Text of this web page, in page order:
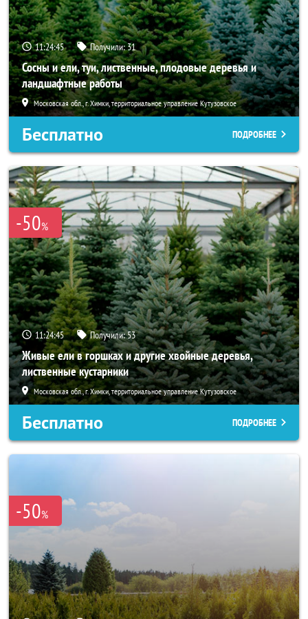
11:24:44 Получили:31
Сосны и ели, туи, лиственные, плодовые деревья и
ландшафтные работы
Московская обл., г. Химки, территориальное управление Кутузовское
Бесплатно ПОДРОБНЕЕ
-50%
11:24:44 Получили:53
Живые ели в горшках и другие хвойные деревья,
лиственные кустарники
Московская обл., г. Химки, территориальное управление Кутузовское
Бесплатно ПОДРОБНЕЕ
-50%